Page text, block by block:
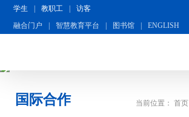
学生 教职工
访客
融合门户
智慧教育平台 图书馆 ENGLISH
国际合作 当前位置： 首页